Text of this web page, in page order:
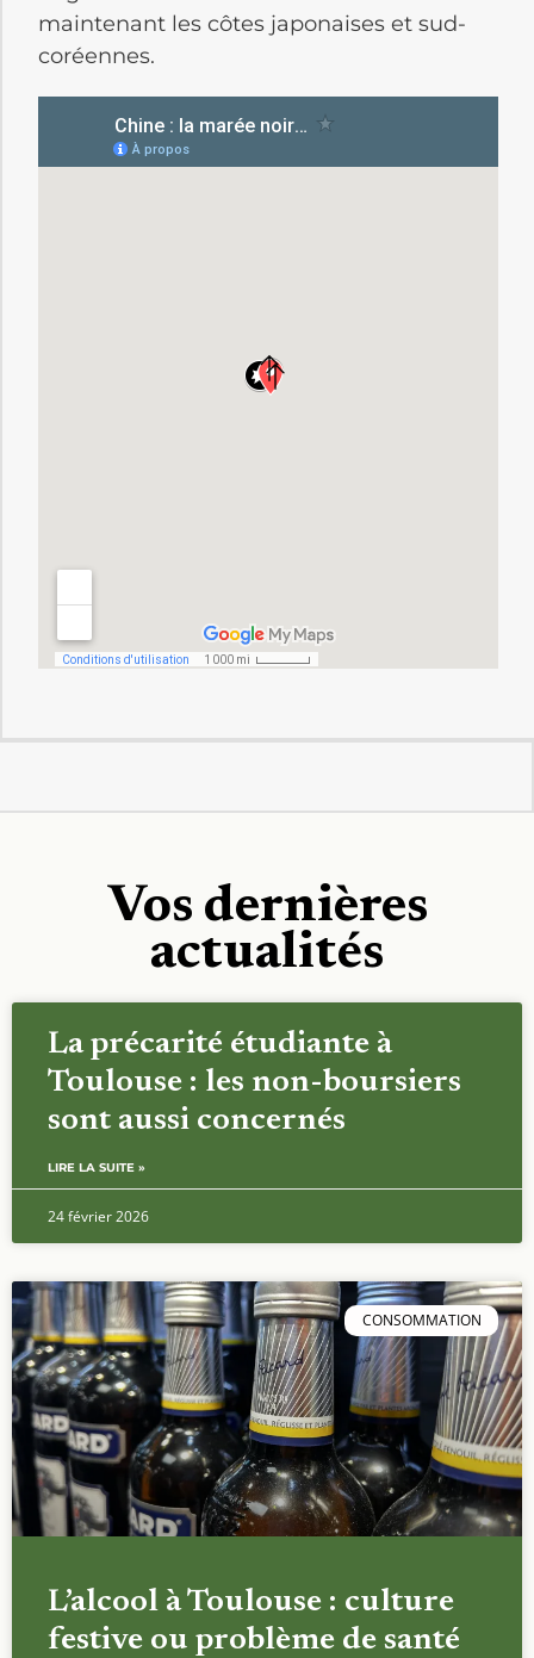
maintenant les côtes japonaises et sud-
coréennes.
Vos dernières
actualités
La précarité étudiante à
Toulouse : les non-boursiers
sont aussi concernés
LIRE LA SUITE »
24 février 2026
CONSOMMATION
L’alcool à Toulouse : culture
festive ou problème de santé